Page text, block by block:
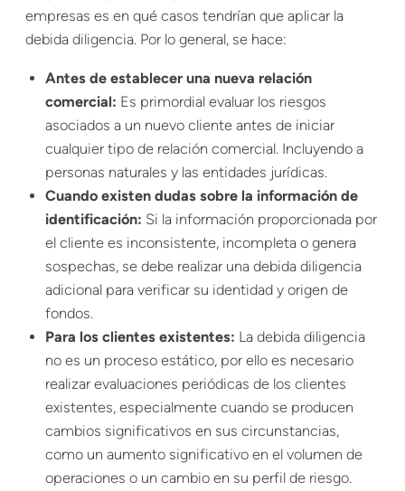
empresas es en qué casos tendrían que aplicar la
debida diligencia. Por lo general, se hace:
Antes de establecer una nueva relación
comercial: Es primordial evaluar los riesgos
asociados a un nuevo cliente antes de iniciar
cualquier tipo de relación comercial. Incluyendo a
personas naturales y las entidades jurídicas.
Cuando existen dudas sobre la información de
identificación: Si la información proporcionada por
el cliente es inconsistente, incompleta o genera
sospechas, se debe realizar una debida diligencia
adicional para verificar su identidad y origen de
fondos.
Para los clientes existentes: La debida diligencia
no es un proceso estático, por ello es necesario
realizar evaluaciones periódicas de los clientes
existentes, especialmente cuando se producen
cambios significativos en sus circunstancias,
como un aumento significativo en el volumen de
operaciones o un cambio en su perfil de riesgo.